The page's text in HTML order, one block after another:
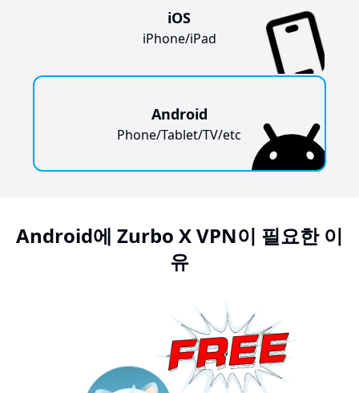
iOS
iPhone/iPad
Android
Phone/Tablet/TV/etc
Android에 Zurbo X VPN이 필요한 이
유